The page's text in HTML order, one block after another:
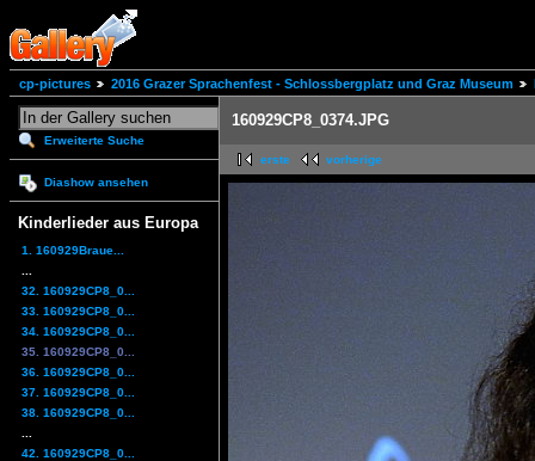
cp-pictures 2016 Grazer Sprachenfest - Schlossbergplatz und Graz Museum
Erweiterte Suche
Diashow ansehen
Kinderlieder aus Europa
1. 160929Braue...
32. 160929CP8_0...
33. 160929CP8_0...
34. 160929CP8_0...
35. 160929CP8_0...
36. 160929CP8_0...
37. 160929CP8_0...
38. 160929CP8_0...
42. 160929CP8_0...
160929CP8_0374.JPG
erste vorherige